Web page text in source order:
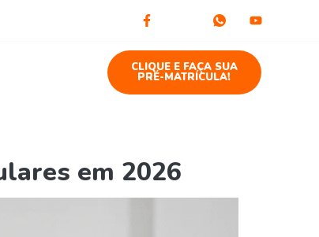
CLIQUE E FAÇA SUA
PRÉ-MATRÍCULA!
em 2026